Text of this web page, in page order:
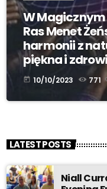
W Magicznym
Ras Menet
harmonii z
piękna i
today 10/10/2023 771
LATEST POSTS
Niall